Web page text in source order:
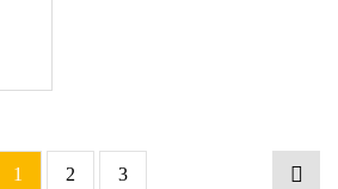
1 2 3